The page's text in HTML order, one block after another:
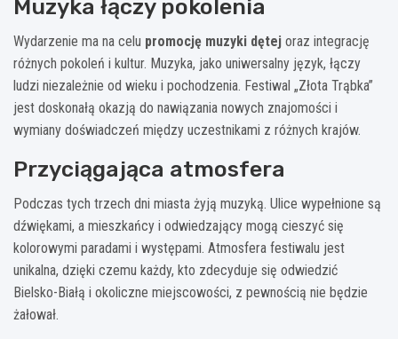
Muzyka łączy pokolenia
Wydarzenie ma na celu promocję muzyki dętej oraz integrację
różnych pokoleń i kultur. Muzyka, jako uniwersalny język, łączy
ludzi niezależnie od wieku i pochodzenia. Festiwal „Złota Trąbka”
jest doskonałą okazją do nawiązania nowych znajomości i
wymiany doświadczeń między uczestnikami z różnych krajów.
Przyciągająca atmosfera
Podczas tych trzech dni miasta żyją muzyką. Ulice wypełnione są
dźwiękami, a mieszkańcy i odwiedzający mogą cieszyć się
kolorowymi paradami i występami. Atmosfera festiwalu jest
unikalna, dzięki czemu każdy, kto zdecyduje się odwiedzić
Bielsko-Białą i okoliczne miejscowości, z pewnością nie będzie
żałował.